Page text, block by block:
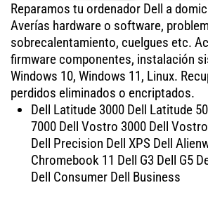
Reparamos tu ordenador Dell a
Averías hardware o software,
sobrecalentamiento, cuelgues etc.
firmware componentes, instalación
Windows 10, Windows 11, Linux.
perdidos eliminados o encriptados.
Dell Latitude 3000 Dell Latitude
7000 Dell Vostro 3000 Dell
Dell Precision Dell XPS Dell
Chromebook 11 Dell G3 Dell G5
Dell Consumer Dell Business